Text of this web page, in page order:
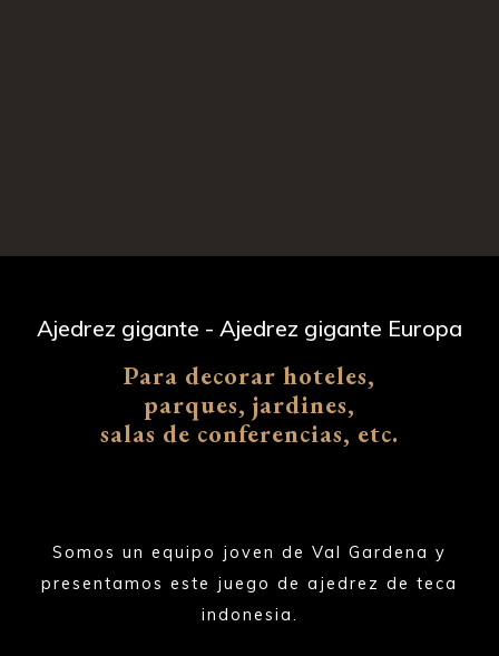
Ajedrez gigante - Ajedrez gigante Europa
Para decorar hoteles,
parques, jardines,
salas de conferencias, etc.
Somos un equipo joven de Val Gardena y
presentamos este juego de ajedrez de teca
indonesia.